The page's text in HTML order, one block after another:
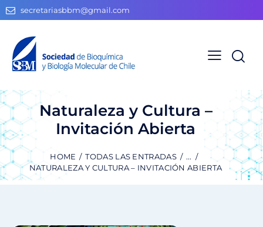
secretariasbbm@gmail.com
Naturaleza y Cultura –
Invitación Abierta
HOME TODAS LAS ENTRADAS
...
NATURALEZA Y CULTURA – INVITACIÓN ABIERTA